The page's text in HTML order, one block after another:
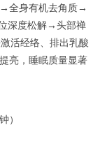
→全身有机去角质→
深度松解→头部禅
活经络、排出乳酸
亮，睡眠质量显著
）